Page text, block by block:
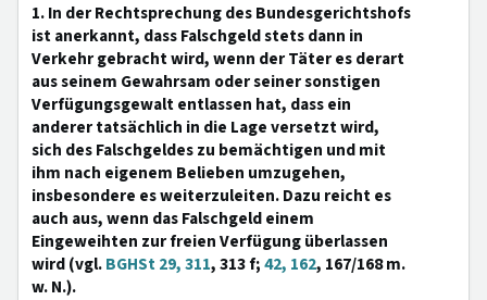
1. In der Rechtsprechung des Bundesgerichtshofs
ist anerkannt, dass Falschgeld stets dann in
Verkehr gebracht wird, wenn der Täter es derart
aus seinem Gewahrsam oder seiner sonstigen
Verfügungsgewalt entlassen hat, dass ein
anderer tatsächlich in die Lage versetzt wird,
sich des Falschgeldes zu bemächtigen und mit
ihm nach eigenem Belieben umzugehen,
insbesondere es weiterzuleiten. Dazu reicht es
auch aus, wenn das Falschgeld einem
Eingeweihten zur freien Verfügung überlassen
wird (vgl.BGHSt 29, 311, 313 f;42, 162, 167/168 m.
w. N.).